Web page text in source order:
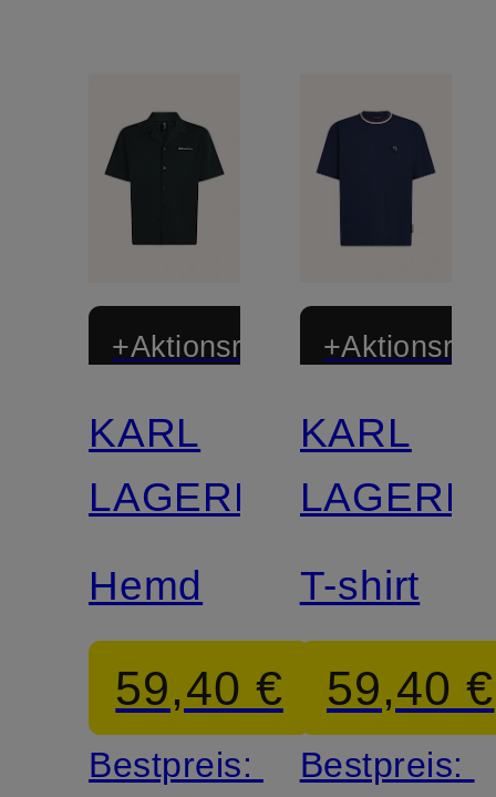
+Aktionsrabatt
KARL
LAGERFELD
Hemd
59,40 €
Bestpreis:
KARL
T-shirt
59,40 €
Bestpreis: